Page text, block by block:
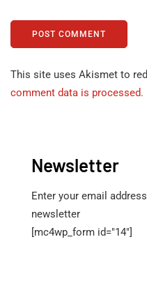
This site uses Akismet to
comment data is processed.
Newsletter
Enter your email
newsletter
[mc4wp_form id="14"]